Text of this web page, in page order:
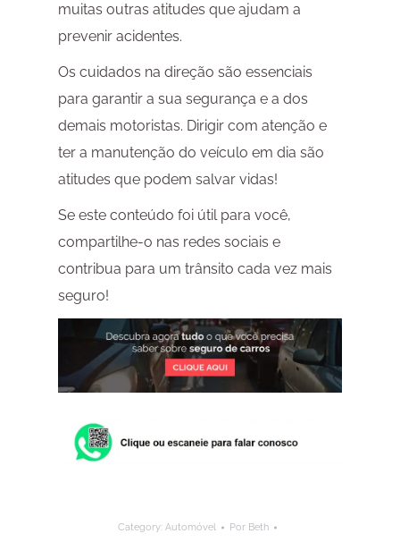
muitas outras atitudes que ajudam a
prevenir acidentes.
Os cuidados na direção são essenciais
para garantir a sua segurança e a dos
demais motoristas. Dirigir com atenção e
ter a manutenção do veículo em dia são
atitudes que podem salvar vidas!
Se este conteúdo foi útil para você,
compartilhe-o nas redes sociais e
contribua para um trânsito cada vez mais
seguro!
Category: Automóvel Por Beth